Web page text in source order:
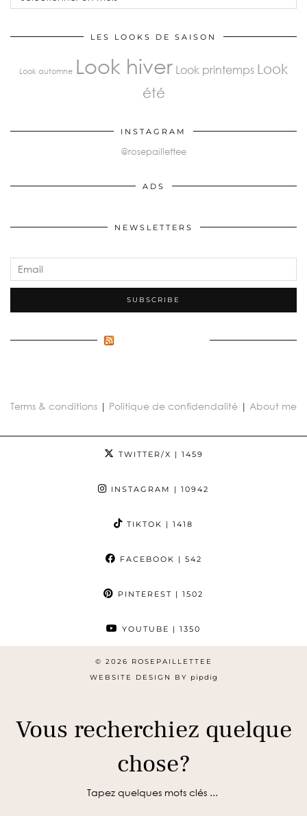
LES LOOKS DE SAISON
Look automne Look hiver Look printemps Look
été
INSTAGRAM
@rosepaillettee
ADS
NEWSLETTERS
Terms & conditions | Politique de confidendalité | About me
TWITTER/X | 1459
INSTAGRAM | 10942
TIKTOK | 1418
FACEBOOK | 542
PINTEREST | 1502
YOUTUBE | 1350
© 2026
ROSEPAILLETTEE
WEBSITE DESIGN BY
pipdig
Vous recherchiez quelque
chose?